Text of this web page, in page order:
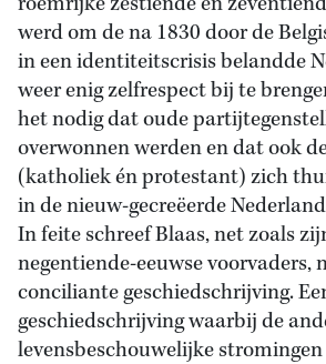
werd om de na 1830 door de
in een identiteitscrisis belandde
weer enig zelfrespect bij te
het nodig dat oude
overwonnen werden en dat ook
(katholiek én protestant) zich
in de nieuw-gecreëerde
In feite schreef Blaas, net zoals
negentiende-eeuwse voorvaders,
conciliante geschiedschrijving.
geschiedschrijving waarbij de
levensbeschouwelijke